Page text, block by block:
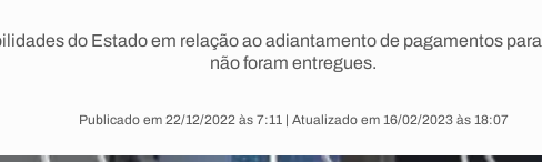
do Estado em relação ao adiantamento de pagamentos
não foram entregues.
Publicado em 22/12/2022 às 7:11 | Atualizado em 16/02/2023 às 18:07